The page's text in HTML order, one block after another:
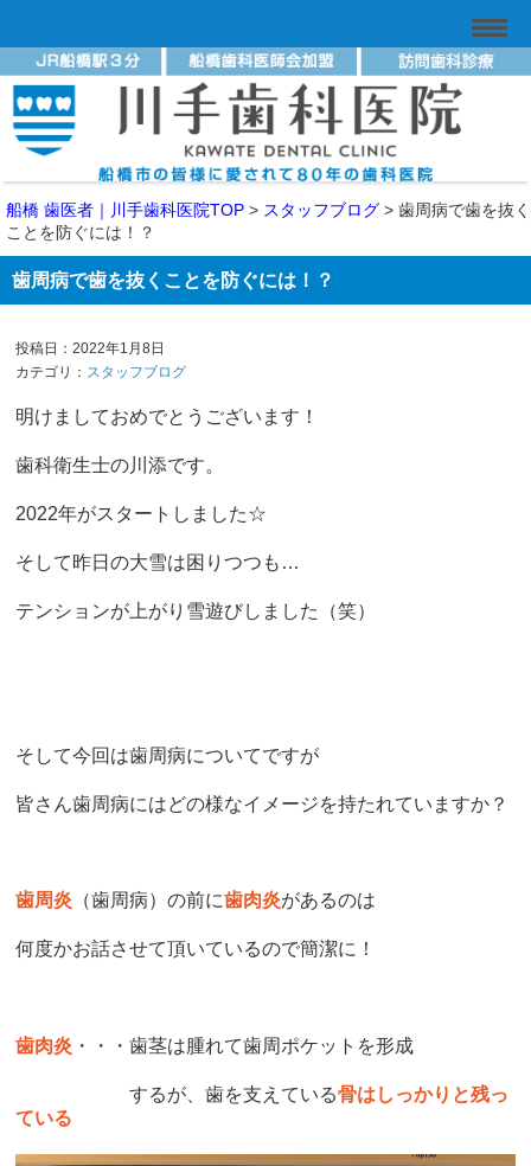
船橋 歯医者｜川手歯科医院TOP > スタッフブログ > 歯周病で歯を抜く
ことを防ぐには！？
歯周病で歯を抜くことを防ぐには！？
投稿日：2022年1月8日
カテゴリ： スタッフブログ
明けましておめでとうございます！
歯科衛生士の川添です。
2022年がスタートしました☆
そして昨日の大雪は困りつつも …
テンションが上がり雪遊びしました（笑）
そして今回は歯周病についてですが
皆さん歯周病にはどの様なイメージを持たれていますか？
歯周炎 （歯周病）の前に歯肉炎があるのは
何度かお話させて頂いているので簡潔に！
歯肉炎 ・・・歯茎は腫れて歯周ポケットを形成
するが、歯を支えている骨は しっかりと残っ
ている